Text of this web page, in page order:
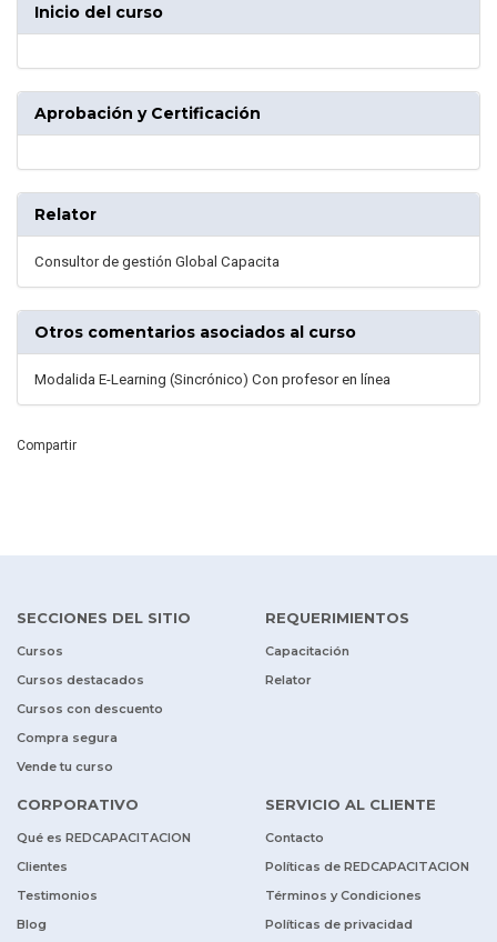
Inicio del curso
Aprobación y Certificación
Relator
Consultor de gestión Global Capacita
Otros comentarios asociados al curso
Modalida E-Learning (Sincrónico) Con profesor en línea
Compartir
SECCIONES DEL SITIO
Cursos
Cursos destacados
Cursos con descuento
Compra segura
Vende tu curso
REQUERIMIENTOS
Capacitación
Relator
CORPORATIVO
Qué es REDCAPACITACION
Clientes
Testimonios
Blog
SERVICIO AL CLIENTE
Contacto
Políticas de REDCAPACITACION
Términos y Condiciones
Políticas de privacidad